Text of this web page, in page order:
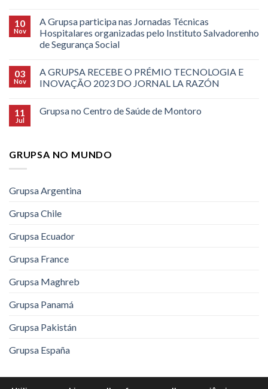
10
Nov
A Grupsa participa nas Jornadas Técnicas
Hospitalares organizadas pelo Instituto Salvadorenho
de Segurança Social
03
Nov
A GRUPSA RECEBE O PRÉMIO TECNOLOGIA E
INOVAÇÃO 2023 DO JORNAL LA RAZÓN
11
Jul
Grupsa no Centro de Saúde de Montoro
GRUPSA NO MUNDO
Grupsa Argentina
Grupsa Chile
Grupsa Ecuador
Grupsa France
Grupsa Maghreb
Grupsa Panamá
Grupsa Pakistán
Grupsa España